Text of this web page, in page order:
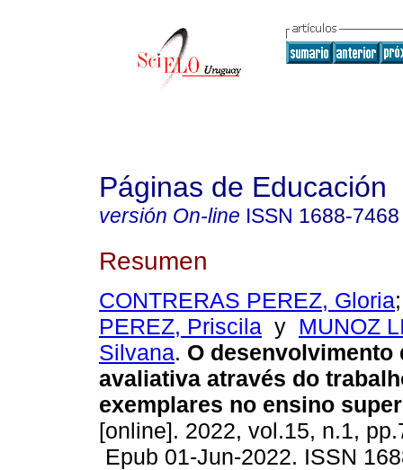
Páginas de Educación
versión On-line ISSN 1688-7468
Resumen
CONTRERAS PEREZ, Gloria
PEREZ, Priscila y MUNOZ
Silvana. O desenvolvimento
avaliativa através do
exemplares no ensino
[online]. 2022, vol.15, n.1,
Epub 01-Jun-2022. ISSN